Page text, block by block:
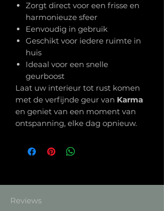
Zorgt direct voor een frisse en
harmonieuze sfeer
Eenvoudig in gebruik
Geschikt voor iedere ruimte in
huis
Ideaal voor een snelle
geurboost
Laat uw interieur tot rust komen
met de verfijnde geur van Karma
en geniet van een moment van
ontspanning, elke dag opnieuw.
Reviews